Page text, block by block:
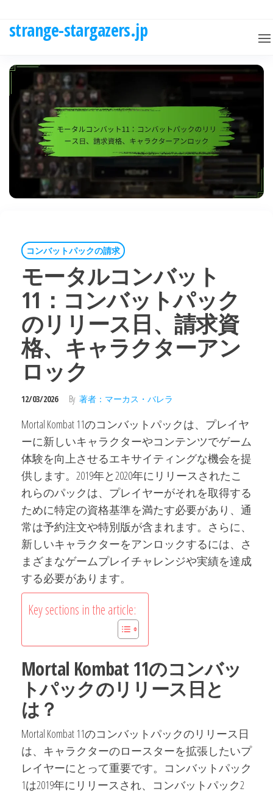
strange-stargazers.jp
コンバットパックの請求
モータルコンバット
11：コンバットパック
のリリース日、請求資
格、キャラクターアン
ロック
12/03/2026 By 著者：マーカス・バレラ
Mortal Kombat 11のコンバットパックは、プレイヤ
ーに新しいキャラクターやコンテンツでゲーム
体験を向上させるエキサイティングな機会を提
供します。2019年と2020年にリリースされたこ
れらのパックは、プレイヤーがそれを取得する
ために特定の資格基準を満たす必要があり、通
常は予約注文や特別版が含まれます。さらに、
新しいキャラクターをアンロックするには、さ
まざまなゲームプレイチャレンジや実績を達成
する必要があります。
Key sections in the article:
Mortal Kombat 11のコンバッ
トパックのリリース日と
は？
Mortal Kombat 11のコンバットパックのリリース日
は、キャラクターのロースターを拡張したいプ
レイヤーにとって重要です。コンバットパック
1は2019年にリリースされ、コンバットパック2